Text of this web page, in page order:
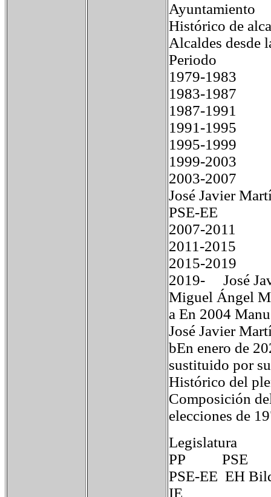
Ayuntamiento
Histórico de
Alcaldes desde
Periodo
1979-1983
1983-1987
1987-1991
1991-1995
1995-1999
1999-2003
2003-2007
José Javier
PSE-EE
2007-2011
2011-2015
2015-2019
2019- José
Miguel Ángel
a En 2004
José Javier
bEn enero de
sustituido por
Histórico del
Composición
elecciones de
PP PSE
PSE-EE
IE